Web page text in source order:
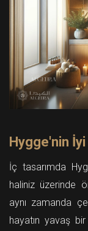
Hygge'nin
İç tasarımda
haliniz üzerinde
aynı zamanda
hayatın yavaş bir